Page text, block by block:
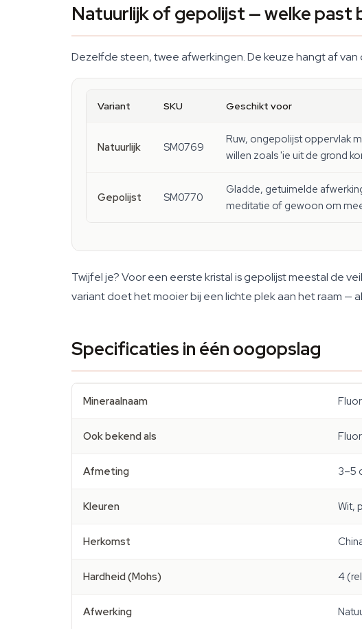
Natuurlijk of gepolijst — welke past
Dezelfde steen, twee afwerkingen. De keuze hangt af
Variant SKU Geschikt voor
Natuurlijk SM0769
Ruw, ongepolijst oppervlak
willen zoals 'ie uit de grond
Gepolijst SM0770
Gladde, getuimelde
meditatie of gewoon om
Twijfel je? Voor een eerste kristal is gepolijst meestal de
variant doet het mooier bij een lichte plek aan het raam —
Specificaties in één oogopslag
Mineraalnaam
Ook bekend als
Afmeting 3–5
Kleuren Wit,
Herkomst
Hardheid (Mohs) 4
Afwerking